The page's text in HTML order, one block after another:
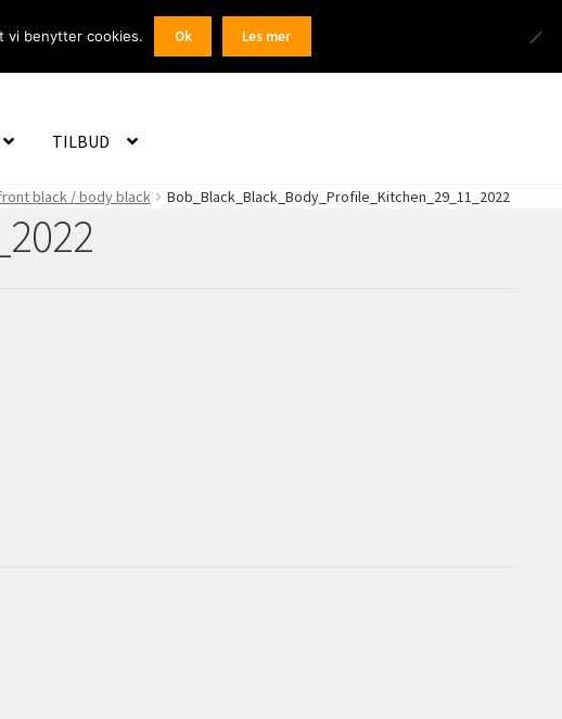
Logg inn / Registrer
Products
search
TILBUD
black / body black Bob_Black_Black_Body_Profile_Kitchen_29_11_2022
vi benytter cookies. Ok Les mer